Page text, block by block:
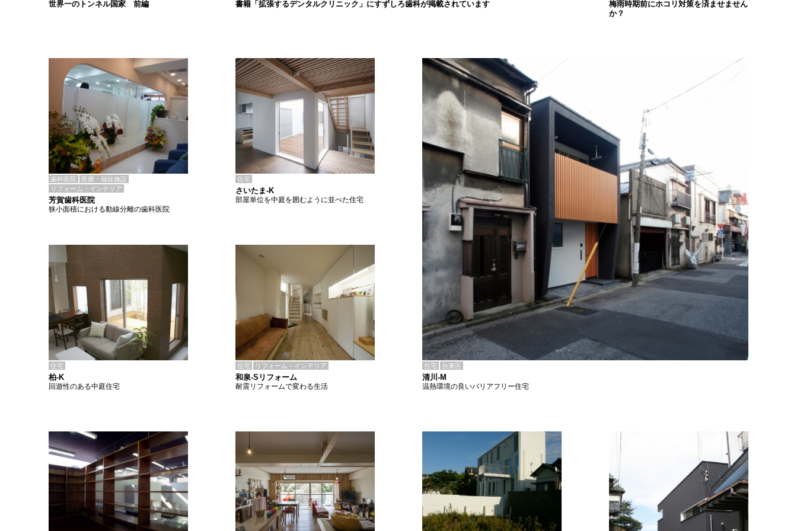
書籍「拡張するデンタルクリニック」にすずしろ歯科が掲載されています
世界一のトンネル国家 前編
梅雨時期前にホコリ対策を済ませません
か？
歯科医院
医療・福祉施設
リフォーム・インテリア
芳賀歯科医院
狭小面積における動線分離の歯科医院
住宅
さいたま-K
部屋単位を中庭を囲むように並べた住宅
住宅
柏-K
回遊性のある中庭住宅
住宅 リフォーム・インテリア
和泉-Sリフォーム
耐震リフォームで変わる生活
住宅 台東区
清川-M
温熱環境の良いバリアフリー住宅